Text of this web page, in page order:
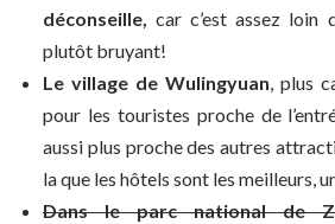
déconseille, car c’est assez loin
plutôt bruyant!
Le village de Wulingyuan, plus
pour les touristes proche de
aussi plus proche des autres
la que les hôtels sont les meilleurs,
Dans le parc national de